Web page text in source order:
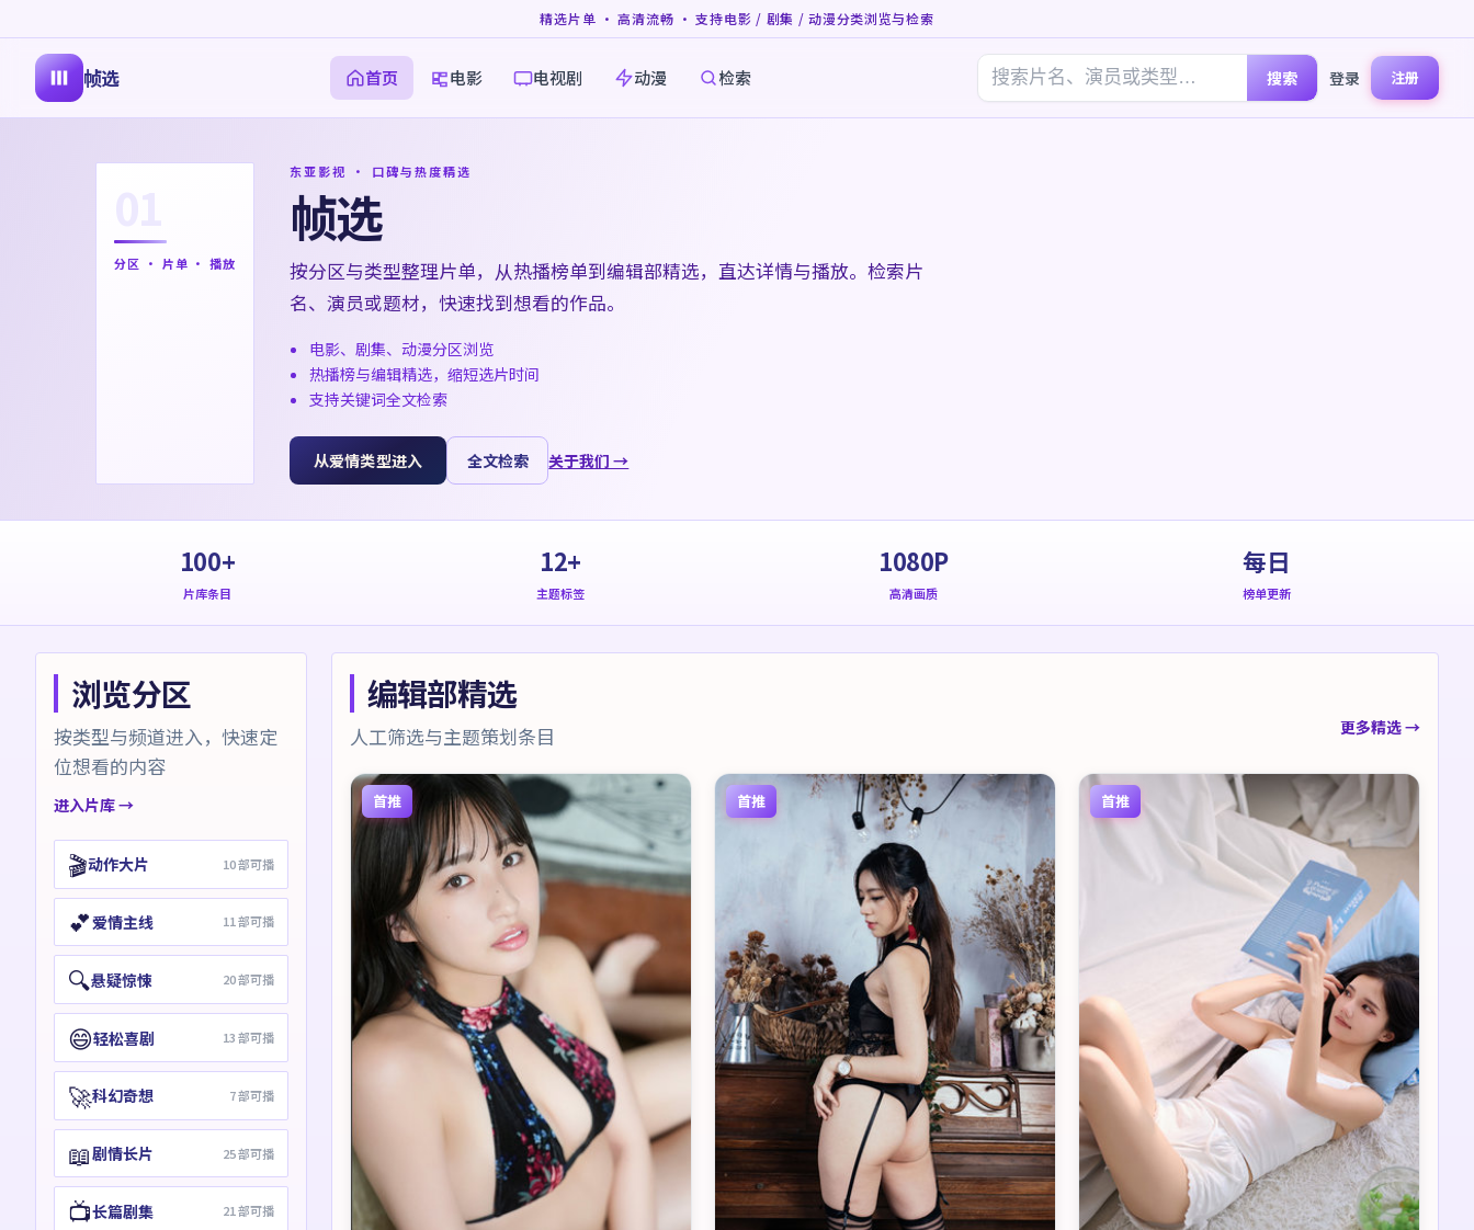
精选片单 · 高清流畅 · 支持电影 / 剧集 / 动漫分类浏览与检索
帧选 首页 电影 电视剧 动漫 检索 搜索 登录 注册
分区 · 片单 · 播放
东亚影视 · 口碑与热度精选
帧选
按分区与类型整理片单，从热播榜单到编辑部精选，直达详情与播放。检索片
名、演员或题材，快速找到想看的作品。
电影、剧集、动漫分区浏览
热播榜与编辑精选，缩短选片时间
支持关键词全文检索
从爱情类型进入 全文检索 关于我们 →
100+
片库条目
12+
主题标签
1080P
高清画质
每日
榜单更新
浏览分区
按类型与频道进入，快速定
位想看的内容
进入片库 →
🎬动作大片 10部可播
💕爱情主线 11部可播
🔍悬疑惊悚 20部可播
😄轻松喜剧 13部可播
🚀科幻奇想 7部可播
📖剧情长片 25部可播
📺长篇剧集 21部可播
编辑部精选
人工筛选与主题策划条目 更多精选 →
首推 首推 首推